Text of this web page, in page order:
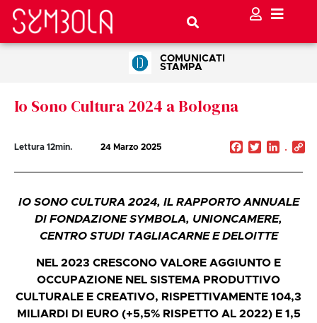
COMUNICATI
STAMPA
Io Sono Cultura 2024 a Bologna
Lettura 12min. 24 Marzo 2025 Facebook
Twitter
IO SONO CULTURA 2024, IL RAPPORTO ANNUALE
DI FONDAZIONE SYMBOLA, UNIONCAMERE,
CENTRO STUDI TAGLIACARNE E DELOITTE
NEL 2023 CRESCONO VALORE AGGIUNTO E
OCCUPAZIONE NEL SISTEMA PRODUTTIVO
CULTURALE E CREATIVO, RISPETTIVAMENTE 104,3
MILIARDI DI EURO (+5,5% RISPETTO AL 2022) E 1,5